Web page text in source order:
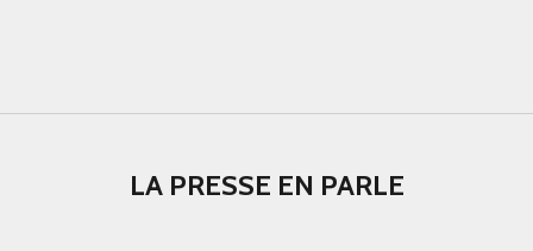
LA PRESSE EN PARLE